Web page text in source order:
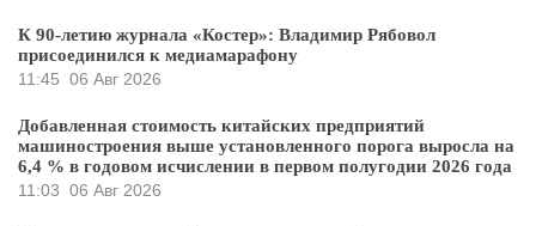
К 90-летию журнала «Костер»: Владимир Рябовол
присоединился к медиамарафону
11:45 06 Авг 2026
Добавленная стоимость китайских предприятий
машиностроения выше установленного порога выросла на
6,4 % в годовом исчислении в первом полугодии 2026 года
11:03 06 Авг 2026